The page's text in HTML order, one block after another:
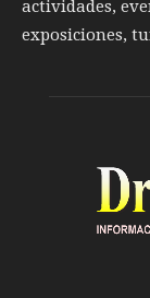
actividades,
exposiciones,